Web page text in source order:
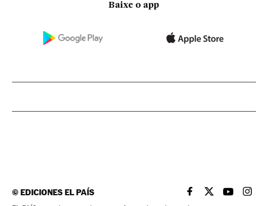
Baixe o app
©EDICIONES EL PAÍS EL PAÍS BRASIL EN
EL PAÍSEL PAÍS
EL